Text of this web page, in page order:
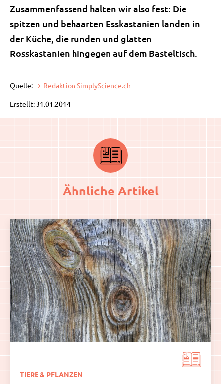
Zusammenfassend halten wir also fest: Die
spitzen und behaarten Esskastanien landen in
der Küche, die runden und glatten
Rosskastanien hingegen auf dem Basteltisch.
Quelle: Redaktion SimplyScience.ch
Erstellt: 31.01.2014
Ähnliche Artikel
TIERE & PFLANZEN